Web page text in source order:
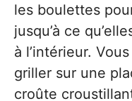
les boulettes
jusqu’à ce
à l’intérieur.
griller sur une
croûte